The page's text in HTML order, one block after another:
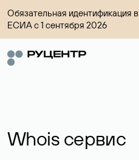
Обязательная идентификация в
ЕСИА с 1 сентября 2026
Whois сервис